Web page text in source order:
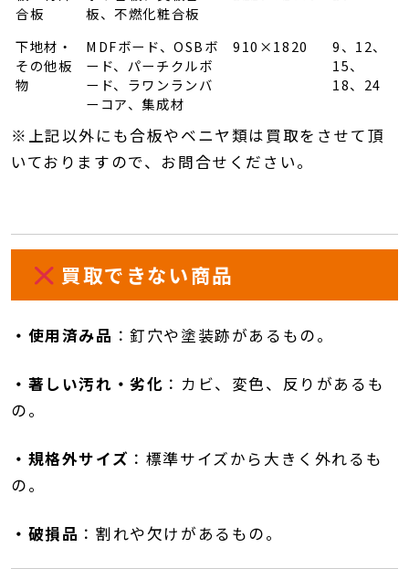
合板
板、不燃化粧合板
下地材・
その他板
物
MDFボード、OSBボ
ード、パーチクルボ
ード、ラワンランバ
ーコア、集成材
910×1820
9、12、
15、
18、24
※上記以外にも合板やベニヤ類は買取をさせて頂
いておりますので、お問合せください。
買取できない商品
・使用済み品 ：釘穴や塗装跡があるもの。
・著しい汚れ・劣化 ： カビ、変色、反りがあるも
の。
・規格外サイズ ： 標準サイズから大きく外れるも
の。
・破損品 ：割れや欠けがあるもの。